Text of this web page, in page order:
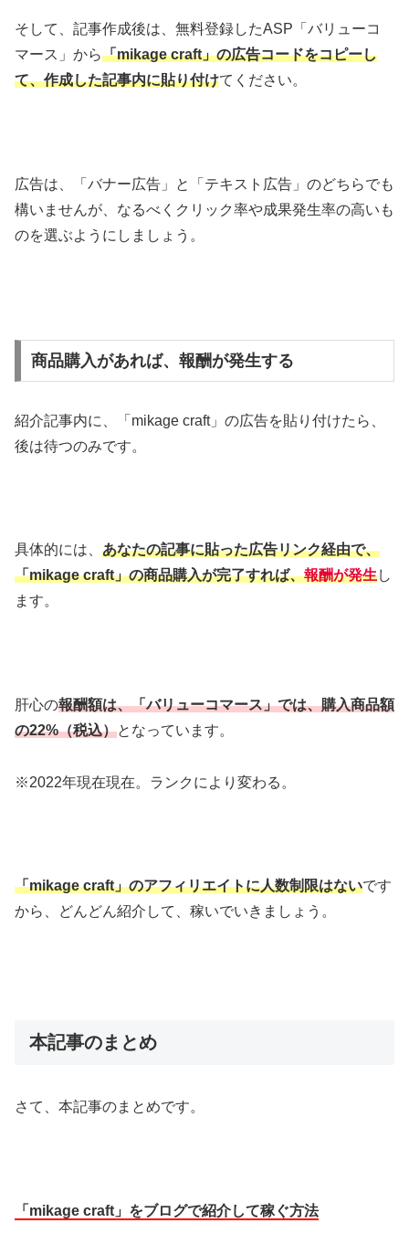
そして、記事作成後は、無料登録したASP「バリューコ
マース」から「mikage craft」の広告コードをコピーし
て、作成した記事内に貼り付けてください。
広告は、「バナー広告」と「テキスト広告」のどちらでも
構いませんが、なるべくクリック率や成果発生率の高いも
のを選ぶようにしましょう。
商品購入があれば、報酬が発生する
紹介記事内に、「mikage craft」の広告を貼り付けたら、
後は待つのみです。
具体的には、 あなたの記事に貼った広告リンク経由で、
「mikage craft」の商品購入が完了すれば、報酬が発生し
ます。
肝心の報酬額は、「バリューコマース」では、購入商品額
の22%（税込）となっています。
※2022年現在現在。ランクにより変わる。
「mikage craft」のアフィリエイトに人数制限はないです
から、どんどん紹介して、稼いでいきましょう。
本記事のまとめ
さて、本記事のまとめです。
「mikage craft」をブログで紹介して稼ぐ方法